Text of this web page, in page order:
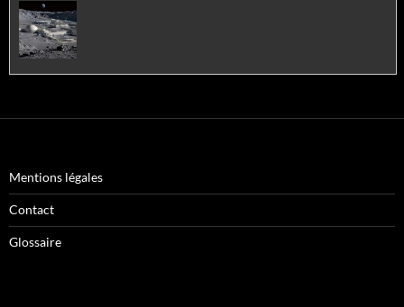
Le télescope James-Webb a détecté l’« eau exotique » des
Mentions légales
Contact
Glossaire